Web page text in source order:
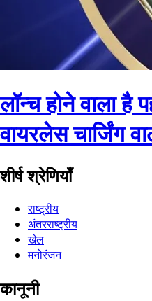
लॉन्च होने वाला है
वायरलेस चार्जिंग
शीर्ष श्रेणियाँ
राष्ट्रीय
अंतरराष्ट्रीय
खेल
मनोरंजन
कानूनी